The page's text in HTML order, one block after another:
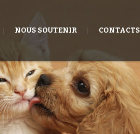
NOUS SOUTENIR CONTACTS